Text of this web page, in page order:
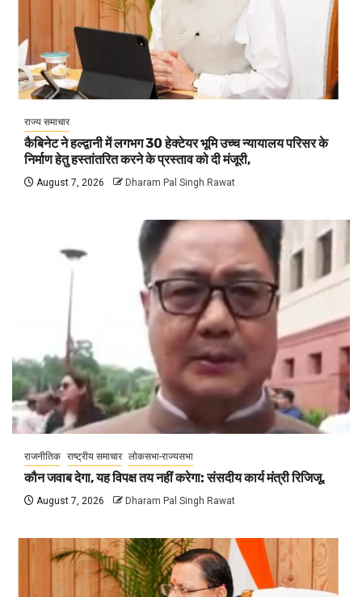
राज्य समाचार
कैबिनेट ने हल्द्वानी में लगभग 30 हेक्टेयर भूमि उच्च न्यायालय परिसर के
निर्माण हेतु हस्तांतरित करने के प्रस्ताव को दी मंजूरी,
August 7, 2026 Dharam Pal Singh Rawat
राजनीतिक राष्ट्रीय समाचार लोकसभा-राज्यसभा
कौन जवाब देगा, यह विपक्ष तय नहीं करेगा: संसदीय कार्य मंत्री रिजिजू,
August 7, 2026 Dharam Pal Singh Rawat